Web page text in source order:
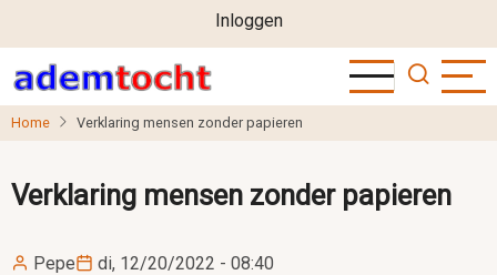
naar
de
inhoud
User
account
menu
Inloggen
Home Verklaring mensen zonder papieren
Verklaring mensen zonder papieren
Pepe di, 12/20/2022 - 08:40